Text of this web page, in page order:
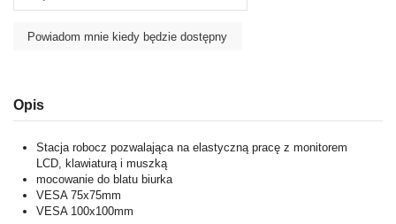
Opis
Stacja robocz pozwalająca na elastyczną pracę z monitorem
LCD, klawiaturą i muszką
mocowanie do blatu biurka
VESA 75x75mm
VESA 100x100mm